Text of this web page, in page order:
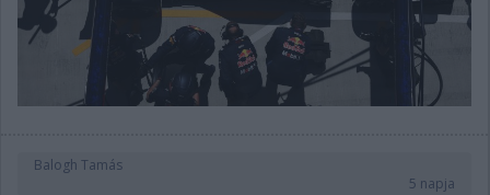
Balogh Tamás
5 napja